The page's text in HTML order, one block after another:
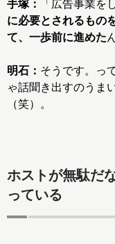
手塚： 「広告事業を
に必要とされるもの
て、一歩前に進めた
明石： そうです。っ
ゃ話聞き出すのうま
（笑）。
ホストが無駄だ
っている